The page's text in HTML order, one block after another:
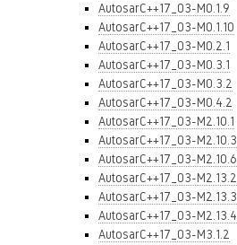
AutosarC++17_03-M0.1.9
AutosarC++17_03-M0.1.10
AutosarC++17_03-M0.2.1
AutosarC++17_03-M0.3.1
AutosarC++17_03-M0.3.2
AutosarC++17_03-M0.4.2
AutosarC++17_03-M2.10.1
AutosarC++17_03-M2.10.3
AutosarC++17_03-M2.10.6
AutosarC++17_03-M2.13.2
AutosarC++17_03-M2.13.3
AutosarC++17_03-M2.13.4
AutosarC++17_03-M3.1.2